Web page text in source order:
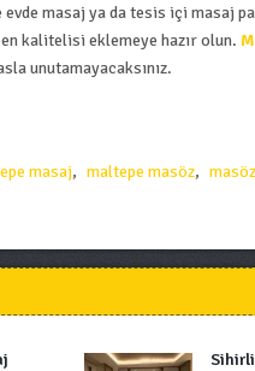
masaj ya da tesis içi masaj
kalitelisi eklemeye hazır olun.
unutamayacaksınız.
masaj, maltepe masöz, masöz